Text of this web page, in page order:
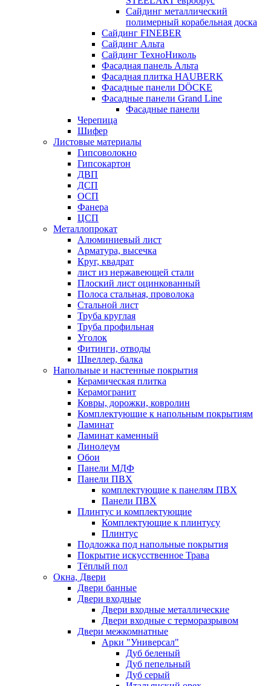
Сайдинг металлический
полимерный корабельная доска
Сайдинг FINEBER
Сайдинг Альта
Сайдинг ТехноНиколь
Фасадная панель Альта
Фасадная плитка HAUBERK
Фасадные панели DÖCKE
Фасадные панели Grand Line
Фасадные панели
Черепица
Шифер
Листовые материалы
Гипсоволокно
Гипсокартон
ДВП
ДСП
ОСП
Фанера
ЦСП
Металлопрокат
Алюминиевый лист
Арматура, высечка
Круг, квадрат
лист из нержавеющей стали
Плоский лист оцинкованный
Полоса стальная, проволока
Стальной лист
Труба круглая
Труба профильная
Уголок
Фитинги, отводы
Швеллер, балка
Напольные и настенные покрытия
Керамическая плитка
Керамогранит
Ковры, дорожки, ковролин
Комплектующие к напольным покрытиям
Ламинат
Ламинат каменный
Линолеум
Обои
Панели МДФ
Панели ПВХ
комплектующие к панелям ПВХ
Панели ПВХ
Плинтус и комплектующие
Комплектующие к плинтусу
Плинтус
Подложка под напольные покрытия
Покрытие искусственное Трава
Тёплый пол
Окна, Двери
Двери банные
Двери входные
Двери входные металлические
Двери входные с терморазрывом
Двери межкомнатные
Арки "Универсал"
Дуб беленый
Дуб пепельный
Дуб серый